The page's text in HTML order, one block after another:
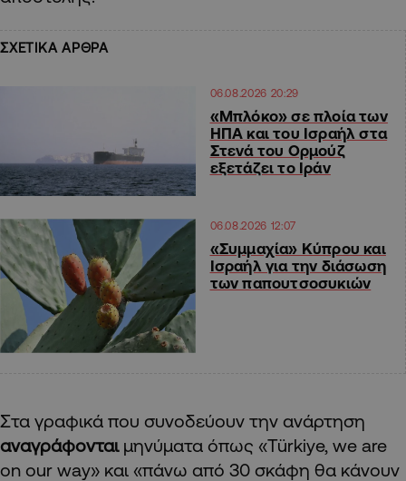
ΣΧΕΤΙΚΑ ΑΡΘΡΑ
06.08.2026 20:29
«Μπλόκο» σε πλοία των
ΗΠΑ και του Ισραήλ στα
Στενά του Ορμούζ
εξετάζει το Ιράν
06.08.2026 12:07
«Συμμαχία» Κύπρου και
Ισραήλ για την διάσωση
των παπουτσοσυκιών
Στα γραφικά που συνοδεύουν την ανάρτηση
αναγράφονται μηνύματα όπως «Türkiye, we are
on our way» και «πάνω από 30 σκάφη θα κάνουν